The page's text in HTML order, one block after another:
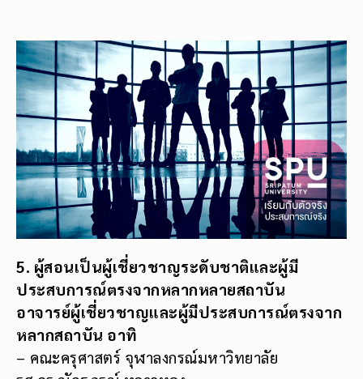
5. ผู้สอนเป็นผู้เชี่ยวชาญระดับชาติและผู้มี
ประสบการณ์ตรงจากหลากหลายสถาบัน
อาจารย์ผู้เชี่ยวชาญและผู้มีประสบการณ์ตรงจาก
หลากสถาบัน อาทิ
– คณะครุศาสตร์ จุฬาลงกรณ์มหาวิทยาลัย